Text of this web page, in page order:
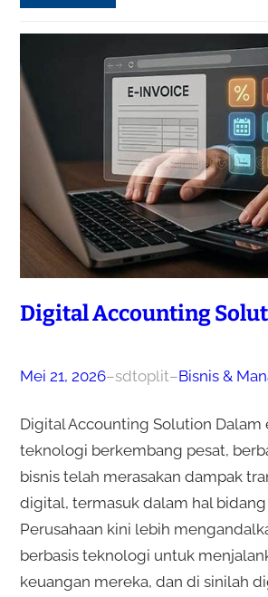
Digital Accounting
Mei 21, 2026–sdtoplit–Bisnis &
Digital Accounting Solution Dalam
teknologi berkembang pesat,
bisnis telah merasakan dampak
digital, termasuk dalam hal bidang
Perusahaan kini lebih
berbasis teknologi untuk
keuangan mereka, dan di sinilah